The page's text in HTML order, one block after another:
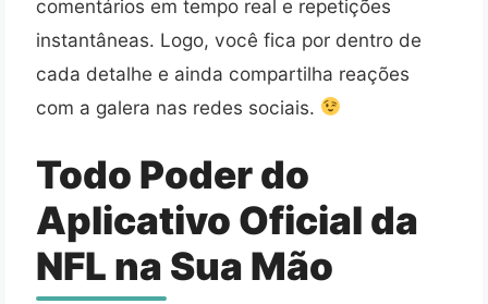
comentários em tempo real e repetições
instantâneas. Logo, você fica por dentro de
cada detalhe e ainda compartilha reações
com a galera nas redes sociais.
Todo Poder do
Aplicativo Oficial da
NFL na Sua Mão